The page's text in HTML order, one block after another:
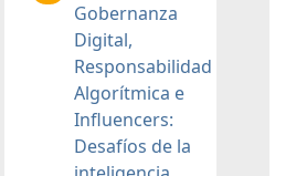
Gobernanza
Digital,
Responsabilidad
Algorítmica e
Influencers:
Desafíos de la